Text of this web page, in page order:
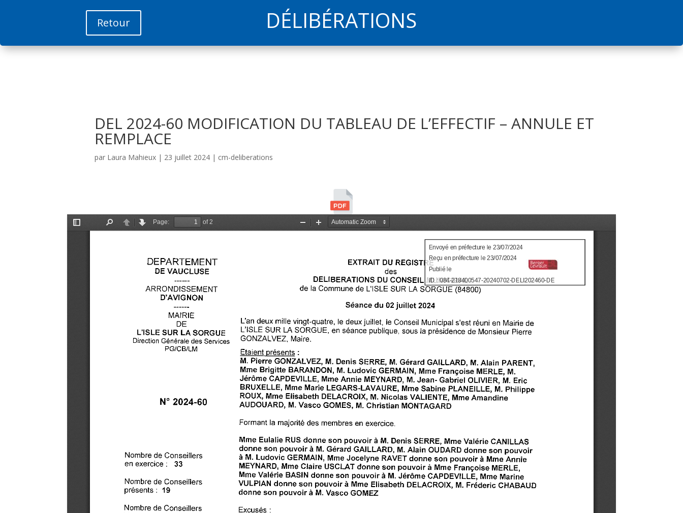
Retour DÉLIBÉRATIONS
DEL 2024-60 MODIFICATION DU TABLEAU DE L’EFFECTIF – ANNULE ET
REMPLACE
par Laura Mahieux | 23 juillet 2024 | cm-deliberations